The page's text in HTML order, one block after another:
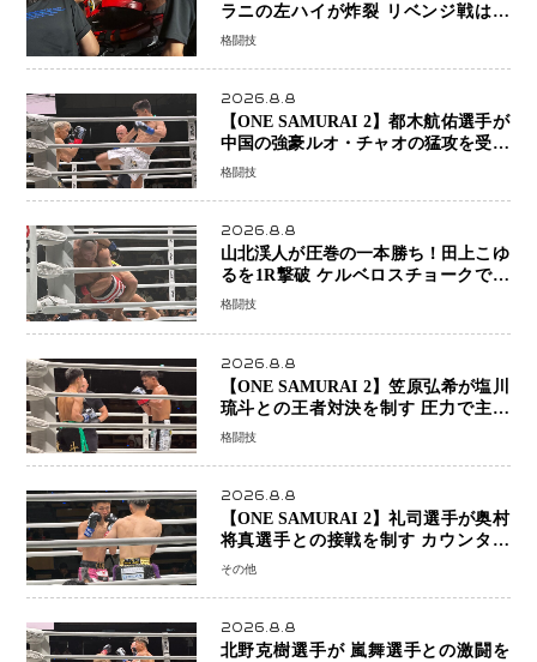
ラニの左ハイが炸裂 リベンジ戦は一
瞬で決着
格闘技
2026.8.8
【ONE SAMURAI 2】都木航佑選手が
中国の強豪ルオ・チャオの猛攻を受け
ながらも的確な攻撃で応戦 最後まで
格闘技
2026.8.8
山北渓人が圧巻の一本勝ち！田上こゆ
るを1R撃破 ケルベロスチョークで存
在感を示す
格闘技
2026.8.8
【ONE SAMURAI 2】笠原弘希が塩川
琉斗との王者対決を制す 圧力で主導
権を握り判定勝利
格闘技
2026.8.8
【ONE SAMURAI 2】礼司選手が奥村
将真選手との接戦を制す カウンター
と正確な打撃で判定勝利
その他
2026.8.8
北野克樹選手が 嵐舞選手との激闘を